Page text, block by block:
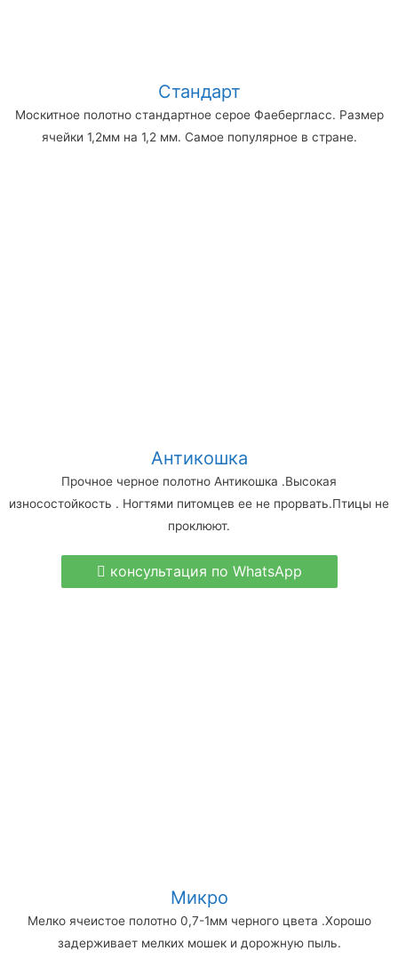
Стандарт
Москитное полотно стандартное серое Фаебергласс. Размер
ячейки 1,2мм на 1,2 мм. Самое популярное в стране.
Антикошка
Прочное черное полотно Антикошка .Высокая
износостойкость . Ногтями питомцев ее не прорвать.Птицы не
проклюют.
консультация по WhatsApp
Микро
Мелко ячеистое полотно 0,7-1мм черного цвета .Хорошо
задерживает мелких мошек и дорожную пыль.